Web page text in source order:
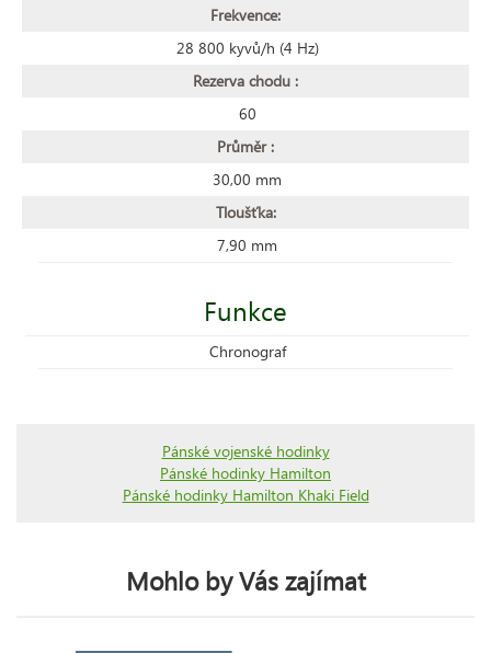
Frekvence:
28 800 kyvů/h (4 Hz)
Rezerva chodu :
60
Průměr :
30,00 mm
Tloušťka:
7,90 mm
Funkce
Chronograf
Pánské vojenské hodinky
Pánské hodinky Hamilton
Pánské hodinky Hamilton Khaki Field
Mohlo by Vás zajímat